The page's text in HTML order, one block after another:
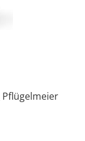
Pflügelmeier